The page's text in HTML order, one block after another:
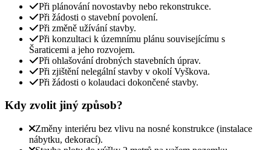
Při plánování novostavby nebo rekonstrukce.
Při žádosti o stavební povolení.
Při změně užívání stavby.
Při konzultaci k územnímu plánu souvisejícímu s
Šaraticemi a jeho rozvojem.
Při ohlašování drobných stavebních úprav.
Při zjištění nelegální stavby v okolí Vyškova.
Při žádosti o kolaudaci dokončené stavby.
Kdy zvolit jiný způsob?
Změny interiéru bez vlivu na nosné konstrukce (instalace
nábytku, dekorací).